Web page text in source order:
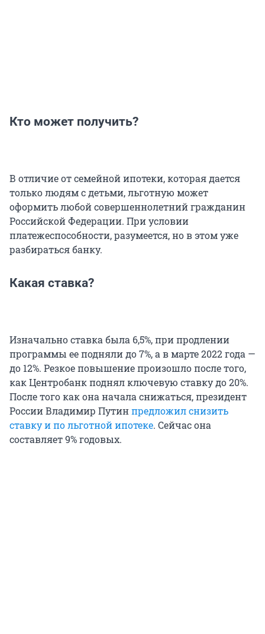
Кто может получить?
В отличие от семейной ипотеки, которая дается
только людям с детьми, льготную может
оформить любой совершеннолетний гражданин
Российской Федерации. При условии
платежеспособности, разумеется, но в этом уже
разбираться банку.
Какая ставка?
Изначально ставка была 6,5%, при продлении
программы ее подняли до 7%, а в марте 2022 года —
до 12%. Резкое повышение произошло после того,
как Центробанк поднял ключевую ставку до 20%.
После того как она начала снижаться, президент
России Владимир Путинпредложил снизить
ставку и по льготной ипотеке. Сейчас она
составляет 9% годовых.